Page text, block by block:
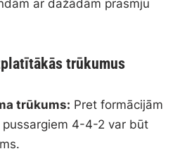
ar dažādām prasmju
trūkumus
trūkums: Pret formācijām
pussargiem 4-4-2 var būt